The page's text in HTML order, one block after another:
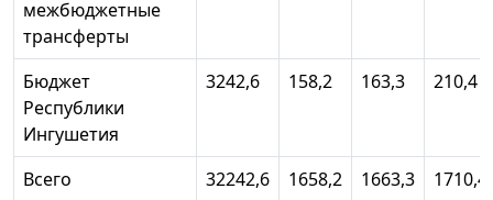
межбюджетные
трансферты
Бюджет
Республики
Ингушетия
3242,6 158,2 163,3 210,4
Всего 32242,6 1658,2 1663,3
1710,4